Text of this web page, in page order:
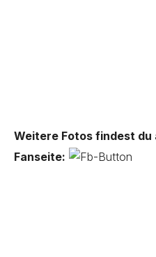
Weitere Fotos findest du
Fanseite: